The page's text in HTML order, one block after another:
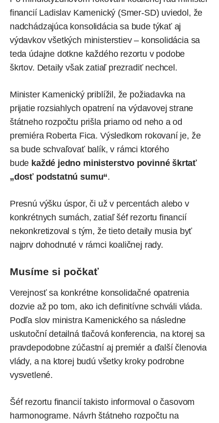
financií Ladislav Kamenický (Smer-SD) uviedol , že
nadchádzajúca konsolidácia sa bude týkať aj
výdavkov všetkých ministerstiev – konsolidácia sa
teda údajne dotkne každého rezortu v podobe
škrtov. Detaily však zatiaľ prezradiť nechcel.
Minister Kamenický priblížil, že požiadavka na
prijatie rozsiahlych opatrení na výdavovej strane
štátneho rozpočtu prišla priamo od neho a od
premiéra Roberta Fica. Výsledkom rokovaní je, že
sa bude schvaľovať balík, v rámci ktorého
bude každé jedno ministerstvo povinné škrtať
„dosť podstatnú sumu“.
Presnú výšku úspor, či už v percentách alebo v
konkrétnych sumách, zatiaľ šéf rezortu financií
nekonkretizoval s tým, že tieto detaily musia byť
najprv dohodnuté v rámci koaličnej rady.
Musíme si počkať
Verejnosť sa konkrétne konsolidačné opatrenia
dozvie až po tom, ako ich definitívne schváli vláda.
Podľa slov ministra Kamenického sa následne
uskutoční detailná tlačová konferencia, na ktorej sa
pravdepodobne zúčastní aj premiér a ďalší členovia
vlády, a na ktorej budú všetky kroky podrobne
vysvetlené.
Šéf rezortu financií takisto informoval o časovom
harmonograme. Návrh štátneho rozpočtu na